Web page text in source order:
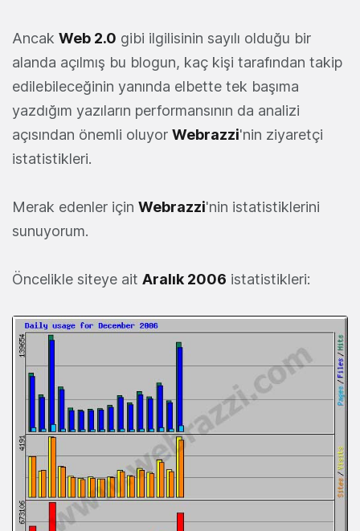
Ancak Web 2.0 gibi ilgilisinin sayılı olduğu bir
alanda açılmış bu blogun, kaç kişi tarafından takip
edilebileceğinin yanında elbette tek başıma
yazdığım yazıların performansının da analizi
açısından önemli oluyor Webrazzi'nin ziyaretçi
istatistikleri.
Merak edenler için Webrazzi'nin istatistiklerini
sunuyorum.
Öncelikle siteye ait Aralık 2006 istatistikleri: